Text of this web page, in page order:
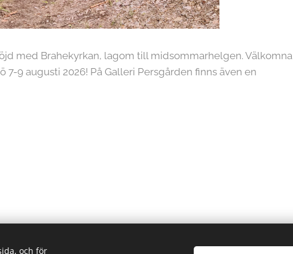
med Brahekyrkan, lagom till midsommarhelgen. Välkomna
7-9 augusti 2026! På Galleri Persgården finns även en
konstrunda | Alla rättigheter reserverade.
och för